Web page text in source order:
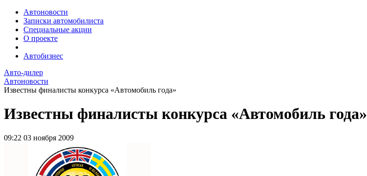
Автоновости
Записки автомобилиста
Специальные акции
О проекте
Автобизнес
Авто-дилер
Автоновости
Известны финалисты конкурса «Автомобиль года»
Известны финалисты конкурса «Автомобиль года»
09:22 03 ноября 2009